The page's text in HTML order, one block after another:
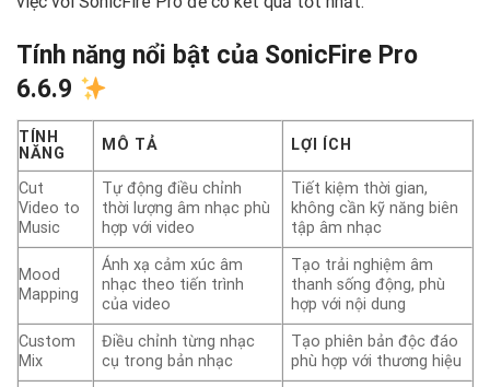
Tính năng nổi bật của SonicFire Pro
6.6.9
TÍNH
NĂNG
MÔ TẢ LỢI ÍCH
Cut
Video to
Music
Tự động điều chỉnh
thời lượng âm nhạc phù
hợp với video
Tiết kiệm thời gian,
không cần kỹ năng biên
tập âm nhạc
Mood
Mapping
Ánh xạ cảm xúc âm
nhạc theo tiến trình
của video
Tạo trải nghiệm âm
thanh sống động, phù
hợp với nội dung
Custom
Mix
Điều chỉnh từng nhạc
cụ trong bản nhạc
Tạo phiên bản độc đáo
phù hợp với thương hiệu